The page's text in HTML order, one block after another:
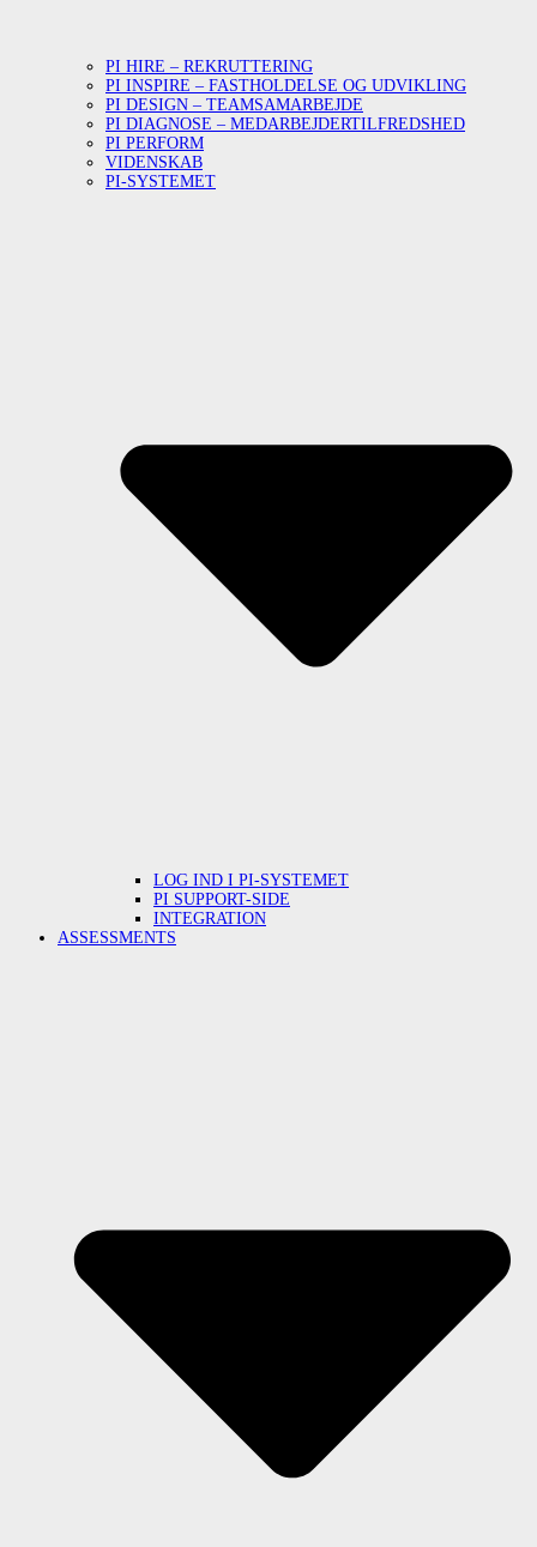
PI HIRE – REKRUTTERING
PI INSPIRE – FASTHOLDELSE OG UDVIKLING
PI DESIGN – TEAMSAMARBEJDE
PI DIAGNOSE – MEDARBEJDERTILFREDSHED
PI PERFORM
VIDENSKAB
PI-SYSTEMET
LOG IND I PI-SYSTEMET
PI SUPPORT-SIDE
INTEGRATION
ASSESSMENTS